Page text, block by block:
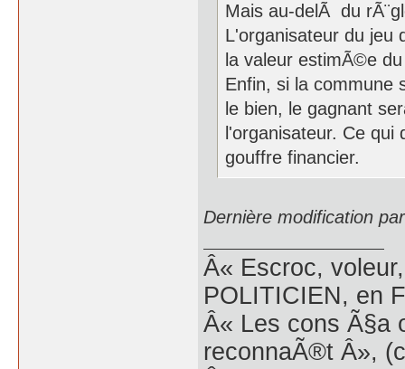
Mais au-delÃ du
L'organisateur du jeu
la valeur estimÃ©e
Enfin, si la commune
le bien, le gagnant
l'organisateur. Ce
gouffre financier.
Dernière modification
Â« Escroc,
POLITICIEN, en
Â« Les cons Ã§a
reconnaÃ®t Â»,